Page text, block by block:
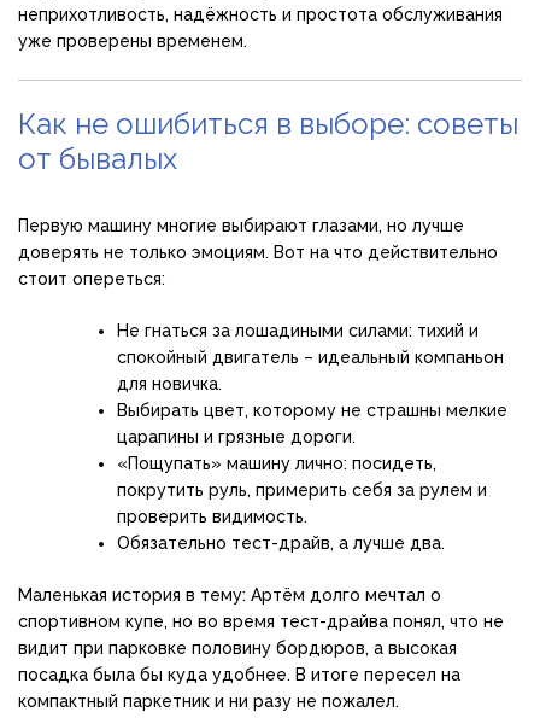
неприхотливость, надёжность и простота обслуживания
уже проверены временем.
Как не ошибиться в выборе: советы
от бывалых
Первую машину многие выбирают глазами, но лучше
доверять не только эмоциям. Вот на что действительно
стоит опереться:
Не гнаться за лошадиными силами: тихий и
спокойный двигатель – идеальный компаньон
для новичка.
Выбирать цвет, которому не страшны мелкие
царапины и грязные дороги.
«Пощупать» машину лично: посидеть,
покрутить руль, примерить себя за рулем и
проверить видимость.
Обязательно тест-драйв, а лучше два.
Маленькая история в тему: Артём долго мечтал о
спортивном купе, но во время тест-драйва понял, что не
видит при парковке половину бордюров, а высокая
посадка была бы куда удобнее. В итоге пересел на
компактный паркетник и ни разу не пожалел.